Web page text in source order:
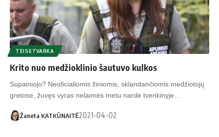
TEISĖTVARKA
Krito nuo medžioklinio šautuvo kulkos
Supainiojo? Neoficialiomis žiniomis, sklandančiomis medžiotojų
gretose, žuvęs vyras nelaimės metu nardė tvenkinyje…
Žaneta KATKŪNAITĖ2021-04-02